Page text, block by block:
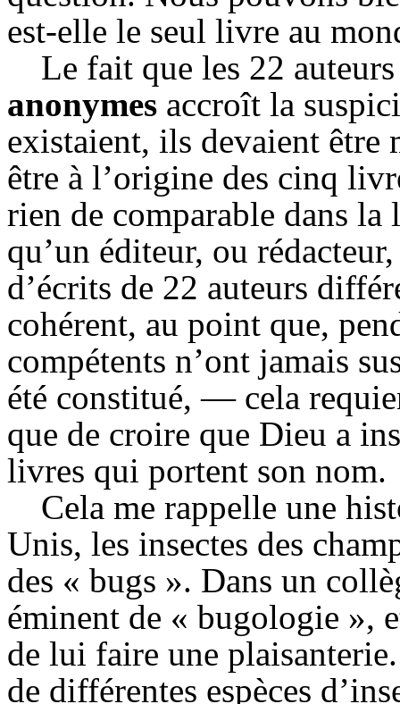
est-elle le seul livre au
Le fait que les 22
anonymes accroît la
existaient, ils devaient
être à l’origine des cinq
rien de comparable dans
qu’un éditeur, ou
d’écrits de 22 auteurs
cohérent, au point que,
compétents n’ont jamais
été constitué, — cela
que de croire que Dieu a
livres qui portent son nom.
Cela me rappelle une
Unis, les insectes des
des « bugs ». Dans un
éminent de « bugologie »,
de lui faire une
de différentes espèces